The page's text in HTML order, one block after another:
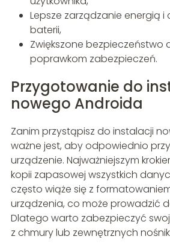
Lepsze zarządzanie energią i
baterii,
Zwiększone bezpieczeństwo
poprawkom zabezpieczeń.
Przygotowanie do
nowego Androida
Zanim przystąpisz do instalacji
ważne jest, aby odpowiednio
urządzenie. Najważniejszym
kopii zapasowej wszystkich
często wiąże się z
urządzenia, co może prowadzić
Dlatego warto zabezpieczyć
z chmury lub zewnętrznych